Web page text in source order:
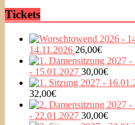
Tickets
14.11.2026 26,00€
- 15.01.2027 30,00€
32,00€
- 22.01.2027 30,00€